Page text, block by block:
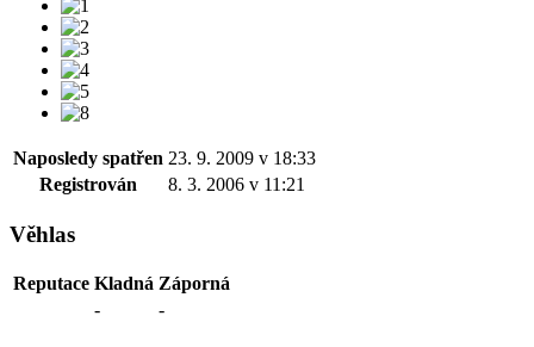
Naposledy spatřen 23. 9. 2009 v 18:33
Registrován
8. 3. 2006 v 11:21
Věhlas
Reputace Kladná Záporná
-
-